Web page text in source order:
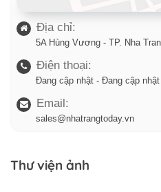
Địa chỉ:
5A Hùng Vương - TP. Nha
Điện thoại:
Đang cập nhật - Đang cập nhật
Email:
sales@nhatrangtoday.vn
Thư viện ảnh